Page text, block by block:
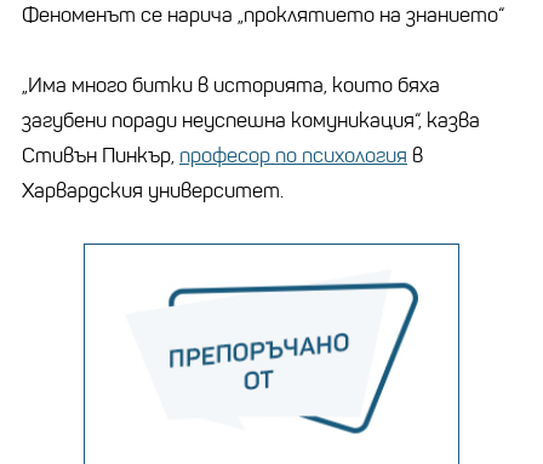
Феноменът се нарича „проклятието на знанието“
„Има много битки в историята, които бяха
загубени поради неуспешна комуникация“, казва
Стивън Пинкър, професор по психология в
Харвардския университет.